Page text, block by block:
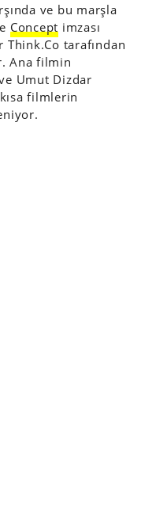
ve bu marşla
Concept imzası
tarafından
Ana filmin
Umut Dizdar
filmlerin